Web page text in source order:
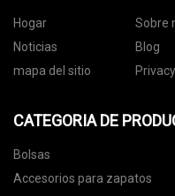
Hogar Sobre
Noticias
Blog
mapa del sitio
CATEGORIA DE
Bolsas
Accesorios para zapatos